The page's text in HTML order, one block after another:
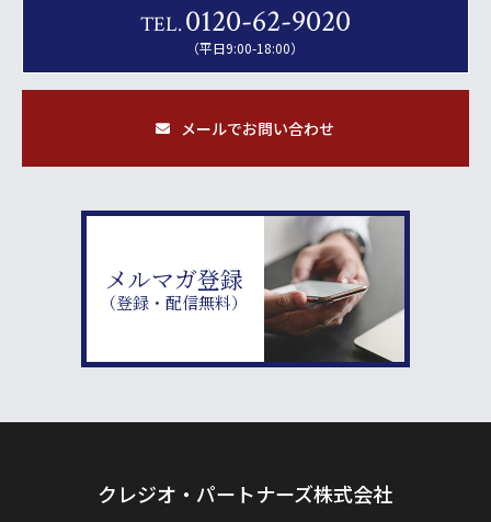
TEL.0120-62-9020
（平日9:00-18:00）
メールでお問い合わせ
メルマガ登録
（登録・配信無料）
クレジオ・パートナーズ株式会社